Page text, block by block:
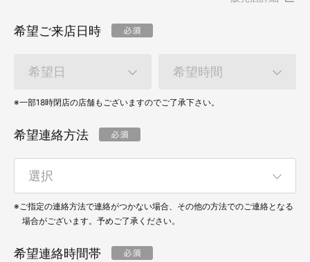
希望ご来店日時
※一部18時閉店の店舗もございますのでご了承下さい。
希望連絡方法
※ご指定の連絡方法で連絡がつかない場合、その他の方法でのご連絡となる
場合がございます。予めご了承ください。
希望連絡時間帯